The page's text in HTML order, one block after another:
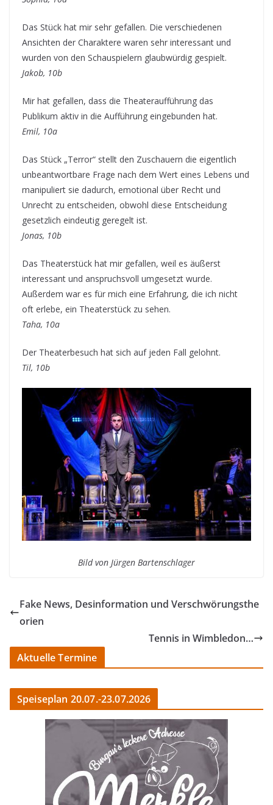
Das Stück hat mir sehr gefallen. Die verschiedenen
Ansichten der Charaktere waren sehr interessant und
wurden von den Schauspielern glaubwürdig gespielt.
Jakob, 10b
Mir hat gefallen, dass die Theateraufführung das
Publikum aktiv in die Aufführung eingebunden hat.
Emil, 10a
Das Stück „Terror“ stellt den Zuschauern die eigentlich
unbeantwortbare Frage nach dem Wert eines Lebens und
manipuliert sie dadurch, emotional über Recht und
Unrecht zu entscheiden, obwohl diese Entscheidung
gesetzlich eindeutig geregelt ist.
Jonas, 10b
Das Theaterstück hat mir gefallen, weil es äußerst
interessant und anspruchsvoll umgesetzt wurde.
Außerdem war es für mich eine Erfahrung, die ich nicht
oft erlebe, ein Theaterstück zu sehen.
Taha, 10a
Der Theaterbesuch hat sich auf jeden Fall gelohnt.
Til, 10b
Bild von Jürgen Bartenschlager
Fake News, Desinformation und Verschwörungsthe
orien
Tennis in Wimbledon…
Aktuelle Termine
Speiseplan 20.07.-23.07.2026